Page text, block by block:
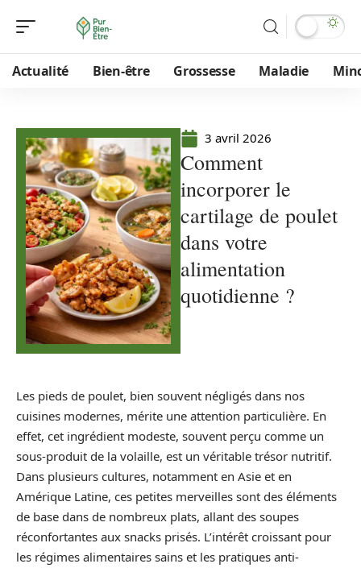
Actualité Bien-être Grossesse Maladie
3 avril 2026
Comment
incorporer le
cartilage de poulet
dans votre
alimentation
quotidienne ?
Les pieds de poulet, bien souvent négligés dans nos
cuisines modernes, mérite une attention particulière. En
effet, cet ingrédient modeste, souvent perçu comme un
sous-produit de la volaille, est un véritable trésor nutritif.
Dans plusieurs cultures, notamment en Asie et en
Amérique Latine, ces petites merveilles sont des éléments
de base dans de nombreux plats, allant des soupes
réconfortantes aux snacks prisés. L’intérêt croissant pour
les régimes alimentaires sains et les pratiques anti-